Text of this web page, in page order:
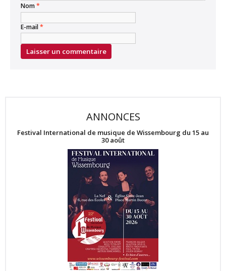
Nom*
E-mail*
ANNONCES
Festival International de musique de Wissembourg du 15 au
30 août